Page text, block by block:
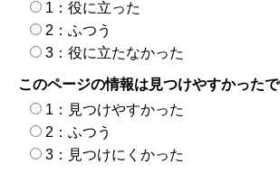
1：役に立った
2：ふつう
3：役に立たなかった
このページの情報は見つけやすかった
1：見つけやすかった
2：ふつう
3：見つけにくかった